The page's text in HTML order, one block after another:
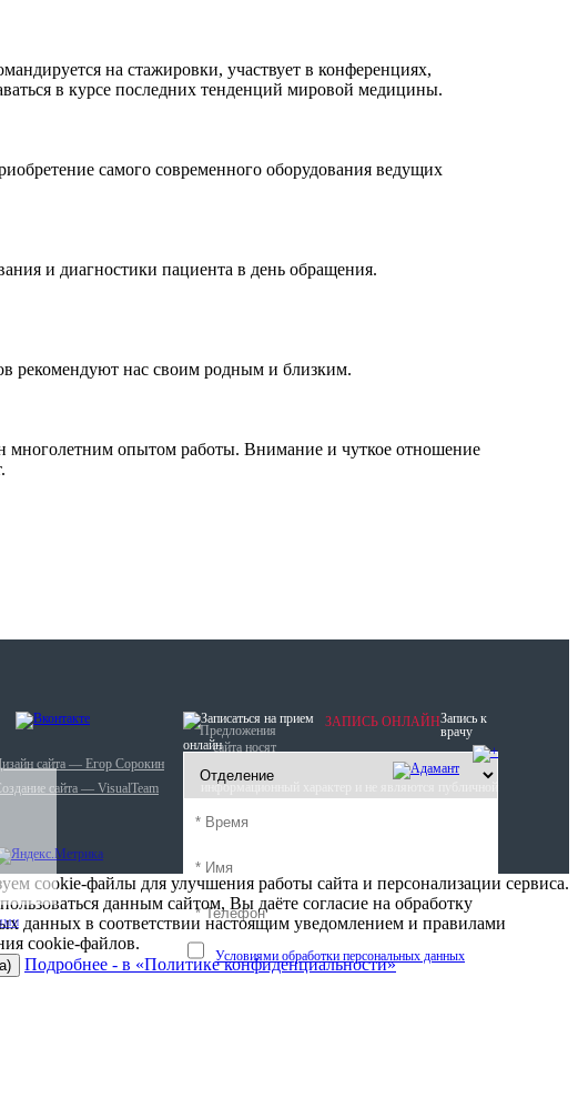
на стажировки, участвует в конференциях,
в курсе последних тенденций мировой медицины.
самого современного оборудования ведущих
и диагностики пациента в день обращения.
рекомендуют нас своим родным и близким.
многолетним опытом работы. Внимание и чуткое отношение
сайта — Егор Сорокин
сайта — VisualTeam
ЗАПИСЬ ОНЛАЙНЗапись к
врачу
онлайн
Условиями обработки персональных данных
Предложения
сайта носят
информационный характер и не являются публичной
cookie-файлы для улучшения работы сайта и персонализации сервиса.
данным сайтом, Вы даёте согласие на обработку
данных в соответствии настоящим уведомлением и правилами
cookie-файлов.
Подробнее - в «Политике конфиденциальности»